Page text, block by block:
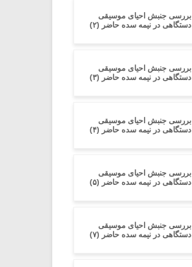
بررسی جنبش احیای موسیقی
دستگاهی در نیمه سده‌ حاضر (۲)
بررسی جنبش احیای موسیقی
دستگاهی در نیمه سده‌ حاضر (۳)
بررسی جنبش احیای موسیقی
دستگاهی در نیمه سده‌ حاضر (۴)
بررسی جنبش احیای موسیقی
دستگاهی در نیمه سده‌ حاضر (۵)
بررسی جنبش احیای موسیقی
دستگاهی در نیمه سده‌ حاضر (۷)